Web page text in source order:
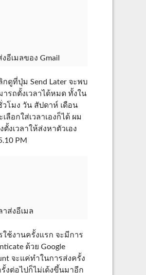
อีเมลของ Gmail
กดูที่ปุ่ม Send Later จะพบ
ารถตั้งเวลาได้หมด ทั้งใน
โมง วัน สัปดาห์ เดือน
ลือกใส่เวลาเองก็ได้ ผม
ตั้งเวลาให้ส่งหาตัวเอง
PM
าส่งอีเมล
ใช้งานครั้งแรก จะมีการ
ด้วย Google
จะแค่ทำในการส่งครั้ง
งต่อไปก็ไม่เด้งขึ้นมาอีก